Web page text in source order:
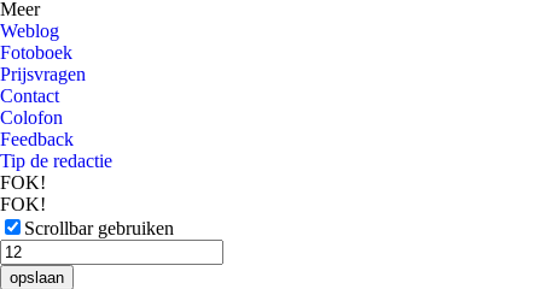
Meer
Weblog
Fotoboek
Prijsvragen
Contact
Colofon
Feedback
Tip de redactie
FOK!
FOK!
Scrollbar gebruiken
opslaan